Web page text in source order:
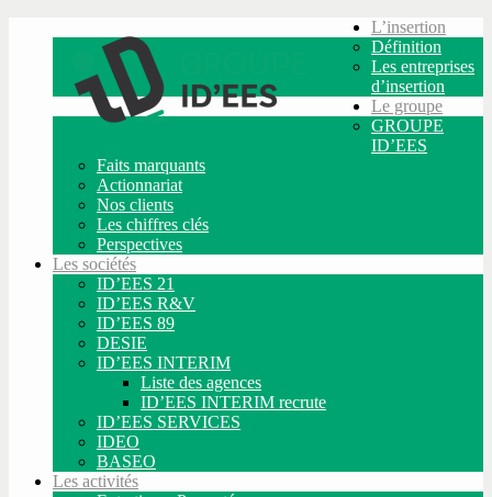
L’insertion
Définition
Les entreprises
d’insertion
Le groupe
GROUPE
ID’EES
Faits marquants
Actionnariat
Nos clients
Les chiffres clés
Perspectives
Les sociétés
ID’EES 21
ID’EES R&V
ID’EES 89
DESIE
ID’EES INTERIM
Liste des agences
ID’EES INTERIM recrute
ID’EES SERVICES
IDEO
BASEO
Les activités